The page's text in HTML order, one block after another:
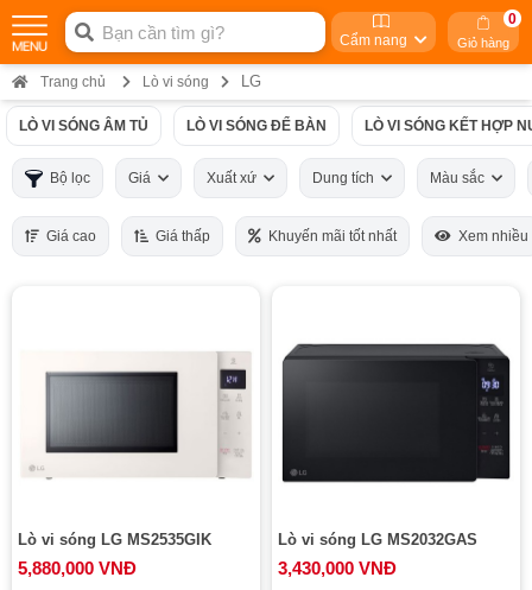
Cẩm nang Giỏ hàng
0
Trang chủ Lò vi sóng LG
LÒ VI SÓNG ÂM TỦ LÒ VI SÓNG ĐỂ BÀN LÒ VI SÓNG KẾT HỢP
Bộ lọc Giá Xuất xứ Dung tích Màu sắc
Giá cao Giá thấp Khuyến mãi tốt nhất Xem nhiều
Lò vi sóng LG MS2535GIK
5,880,000 VNĐ
Lò vi sóng LG MS2032GAS
3,430,000 VNĐ